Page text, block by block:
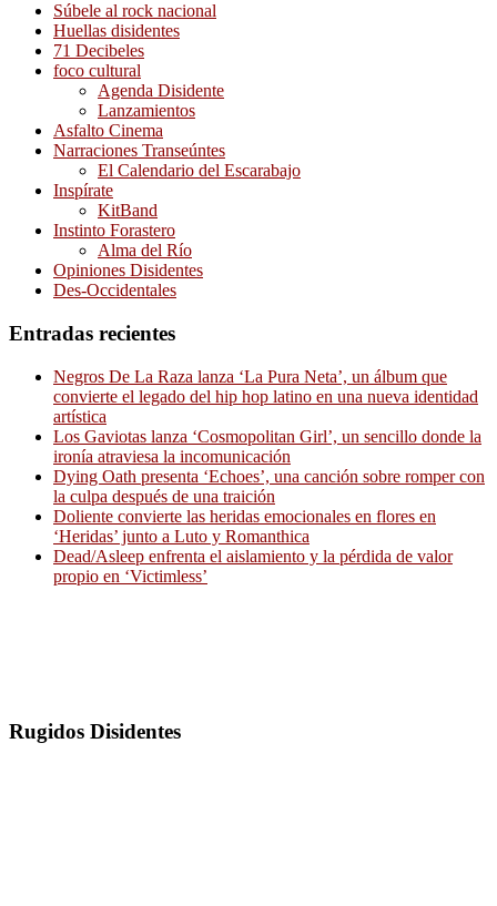
Súbele al rock nacional
Huellas disidentes
71 Decibeles
foco cultural
Agenda Disidente
Lanzamientos
Asfalto Cinema
Narraciones Transeúntes
El Calendario del Escarabajo
Inspírate
KitBand
Instinto Forastero
Alma del Río
Opiniones Disidentes
Des-Occidentales
Entradas recientes
Negros De La Raza lanza ‘La Pura Neta’, un álbum que
convierte el legado del hip hop latino en una nueva identidad
artística
Los Gaviotas lanza ‘Cosmopolitan Girl’, un sencillo donde la
ironía atraviesa la incomunicación
Dying Oath presenta ‘Echoes’, una canción sobre romper con
la culpa después de una traición
Doliente convierte las heridas emocionales en flores en
‘Heridas’ junto a Luto y Romanthica
Dead/Asleep enfrenta el aislamiento y la pérdida de valor
propio en ‘Victimless’
Rugidos Disidentes